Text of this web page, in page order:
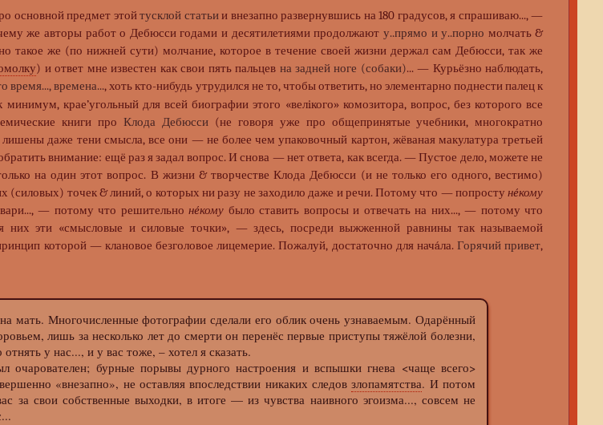
основной предмет этойтусклой статьии внезапно развернувшись на 180 градусов, я спрашиваю..., —
же авторы работ о Дебюсси годами и десятилетиями продолжают у..прямо и у..порно молчать &
такое же (по нижней сути) молчание, которое в течение своей жизни держал сам Дебюсси, так же
) и ответ мне известен как свои пять пальцев на задней ноге (собаки)... — Курьёзно наблюдать,
время..., времена..., хоть кто-нибудь утрудился не то, чтобы ответить, но элементарно поднести палец к
крае’угольный для всей биографии этого «велiкого» комозитора, вопрос, без которого все
книги про Клода Дебюсси(не говоря уже про общепринятые учебники, многократно
даже тени смысла, все они — не более чем упаковочный картон, жёваная макулатура третьей
внимание: ещё раз я задал вопрос. И снова — нет ответа, как всегда. — Пустое дело, можете не
на один этот вопрос. В жизни & творчестве Клода Дебюсси (и не только его одного, вестимо)
(силовых) точек & линий, о которых ни разу не заходило даже и речи. Потому что — попростунéкому
— потому что решительнонéкому было ставить вопросы и отвечать на них..., — потому что
эти «смысловые и силовые точки», — здесь, посреди выжженной равнины так называемой
которой — клановое безголовое лицемерие. Пожалуй, достаточно для начáла.Горячий привет,
Многочисленные фотографии сделали его облик очень узнаваемым. Одарённый
лишь за несколько лет до смерти он перенёс первые приступы тяжёлой болезни,
у нас..., и у вас тоже, – хотел я сказать.
бурные порывы дурного настроения и вспышки гнева <чаще всего>
«внезапно», не оставляя впоследствии никаких следовзлопамятства. И потом
за свои собственные выходки, в итоге — из чувства наивного эгоизма..., совсем не